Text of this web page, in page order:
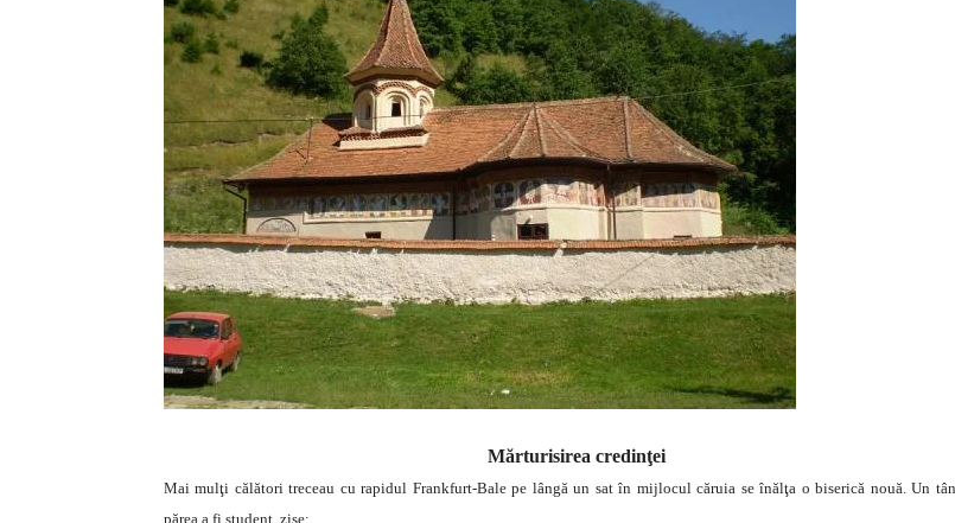
Mărturisirea credinţei
Mai mulţi călători treceau cu rapidul Frankfurt-Bale pe lângă un sat în mijlocul căruia se înălţa o biserică nouă. Un
părea a fi student, zise: